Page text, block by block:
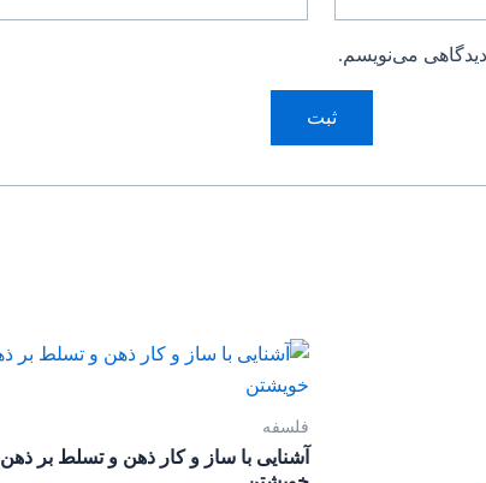
می‌نویسم.
فلسفه
آشنایی با ساز و کار ذهن و تسلط بر ذهن